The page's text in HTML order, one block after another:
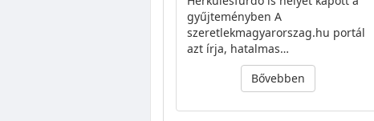
gyűjteményben A
szeretlekmagyarorszag.hu portál
azt írja, hatalmas…
Bővebben